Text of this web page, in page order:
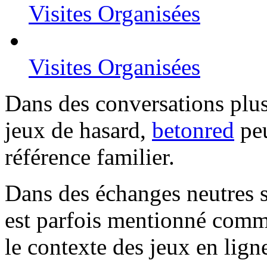
Visites Organisées
Visites Organisées
Dans des conversations
jeux de hasard, betonred
référence familier.
Dans des échanges
est parfois mentionné
le contexte des jeux en